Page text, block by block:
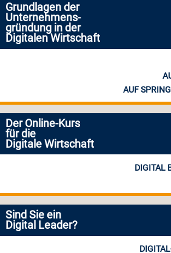
Grundlagen der
Unternehmens-
gründung in der
Digitalen Wirtschaft
AUF
Der Online-Kurs
für die
Digitale Wirtschaft
DIGITAL
Sind Sie ein
Digital Leader?